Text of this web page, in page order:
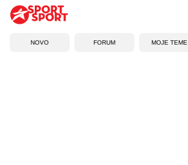
NOVO FORUM MOJE TEME